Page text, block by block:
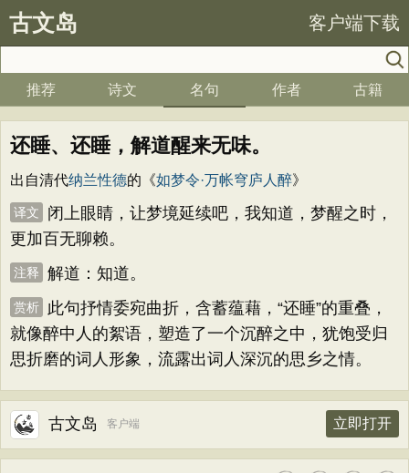
古文岛 客户端下载
推荐 诗文 名句 作者 古籍
还睡、还睡，解道醒来无味。
出自清代纳兰性德的《如梦令·万帐穹庐人醉》
译文
闭上眼睛，让梦境延续吧，我知道，梦醒之时，
更加百无聊赖。
注释 解道：知道。
赏析
此句抒情委宛曲折，含蓄蕴藉，“还睡”的重叠，
就像醉中人的絮语，塑造了一个沉醉之中，犹饱受归
思折磨的词人形象，流露出词人深沉的思乡之情。
古文岛 客户端 立即打开